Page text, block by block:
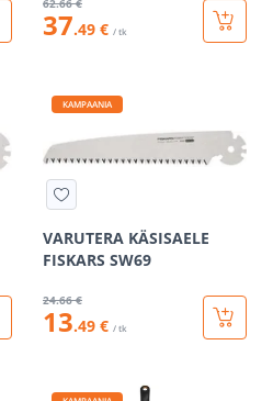
62.66 €
37.49 € / tk
KAMPAANIA
VARUTERA KÄSISAELE
FISKARS SW69
24.66 €
13.49 € / tk